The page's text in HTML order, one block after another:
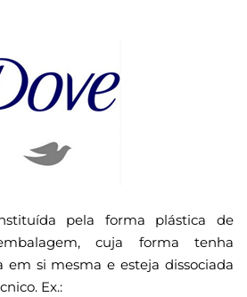
pela forma plástica de
cuja forma tenha
em si mesma e esteja dissociada
Ex.: